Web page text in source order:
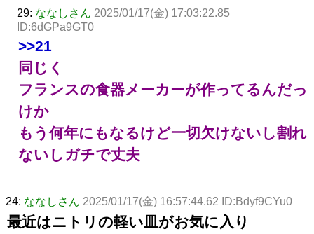
29: ななしさん 2025/01/17(金) 17:03:22.85
ID:6dGPa9GT0
>>21
同じく
フランスの食器メーカーが作ってるんだっ
けか
もう何年にもなるけど一切欠けないし割れ
ないしガチで丈夫
24: ななしさん 2025/01/17(金) 16:57:44.62 ID:Bdyf9CYu0
最近はニトリの軽い皿がお気に入り